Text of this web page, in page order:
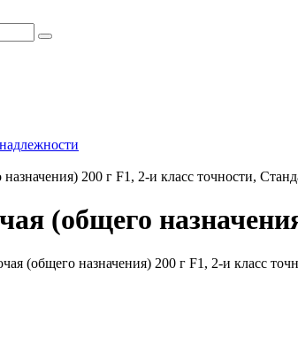
200 г F1, 2-и класс точности,
(общего